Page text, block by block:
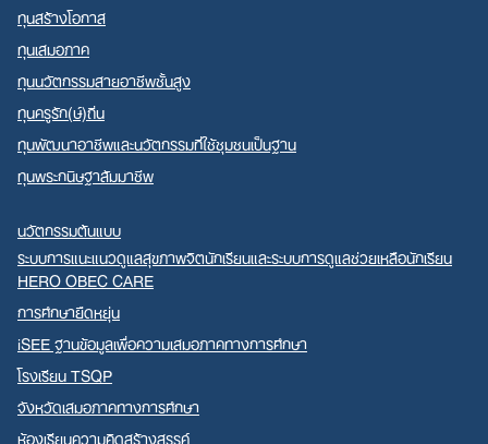
ทุนสร้างโอกาส
ทุนเสมอภาค
ทุนนวัตกรรมสายอาชีพชั้นสูง
ทุนครูรัก(ษ์)ถิ่น
ทุนพัฒนาอาชีพและนวัตกรรมที่ใช้ชุมชนเป็นฐาน
ทุนพระกนิษฐาสัมมาชีพ
นวัตกรรมต้นแบบ
ระบบการแนะแนวดูแลสุขภาพจิตนักเรียนและระบบการดูแลช่วยเหลือนักเรียน
HERO OBEC CARE
การศึกษายืดหยุ่น
iSEE ฐานข้อมูลเพื่อความเสมอภาคทางการศึกษา
โรงเรียน TSQP
จังหวัดเสมอภาคทางการศึกษา
ห้องเรียนความคิดสร้างสรรค์